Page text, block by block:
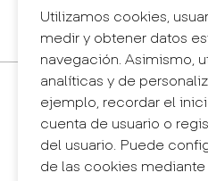
Utilizamos cookies,
medir y obtener datos
navegación. Asimismo,
analíticas y de
ejemplo, recordar el
cuenta de usuario o
del usuario. Puede
de las cookies
Sistema interno de
denuncias)
Contacto
+34 932 030 923
info@eina.cat